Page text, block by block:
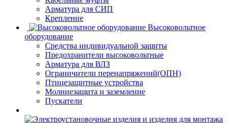
Арматура для СИП
Крепление
Высоковольтное
оборудование
Средства индивидуальной защиты
Предохранители высоковольтные
Арматура для ВЛЗ
Ограничители перенапряжений(ОПН)
Птицезащитные устройства
Молниезащита и заземление
Пускатели